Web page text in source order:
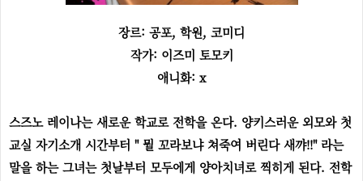
장르: 공포, 학원, 코미디
작가: 이즈미 토모키
애니화: x
스즈노 레이나는 새로운 학교로 전학을 온다. 양키스러운 외모와 첫
교실 자기소개 시간부터 " 뭘 꼬라보냐 쳐죽여 버린다 새꺄!!" 라는
말을 하는 그녀는 첫날부터 모두에게 양아치녀로 찍히게 된다. 전학